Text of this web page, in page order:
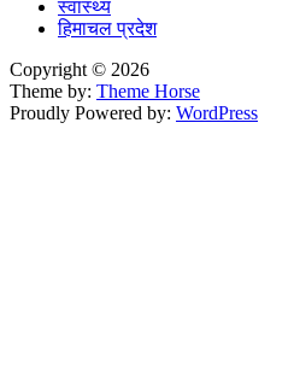
स्वास्थ्य
हिमाचल प्रदेश
Copyright © 2026
Theme by: Theme Horse
Proudly Powered by: WordPress